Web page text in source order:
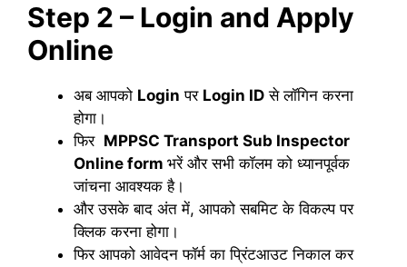
Step 2 – Login and Apply
Online
अब आपको Login पर Login ID से लॉगिन करना
होगा।
फिर MPPSC Transport Sub Inspector
Online form भरें और सभी कॉलम को ध्यानपूर्वक
जांचना आवश्यक है।
और उसके बाद अंत में, आपको सबमिट के विकल्प पर
क्लिक करना होगा।
फिर आपको आवेदन फॉर्म का प्रिंटआउट निकाल कर